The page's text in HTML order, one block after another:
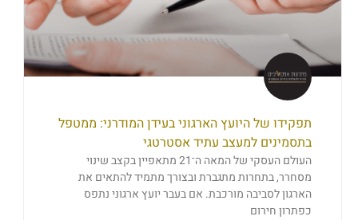
תפקידו של היועץ הארגוני בעידן המודרני: ממטפל
בתסמינים למעצב עתיד אסטרטגי
העולם העסקי של המאה ה־21 מתאפיין בקצב שינוי
מסחרר, בתחרות מתגברת ובצורך מתמיד להתאים את
הארגון לסביבה מורכבת. אם בעבר יועץ ארגוני נתפס
כפתרון חירום